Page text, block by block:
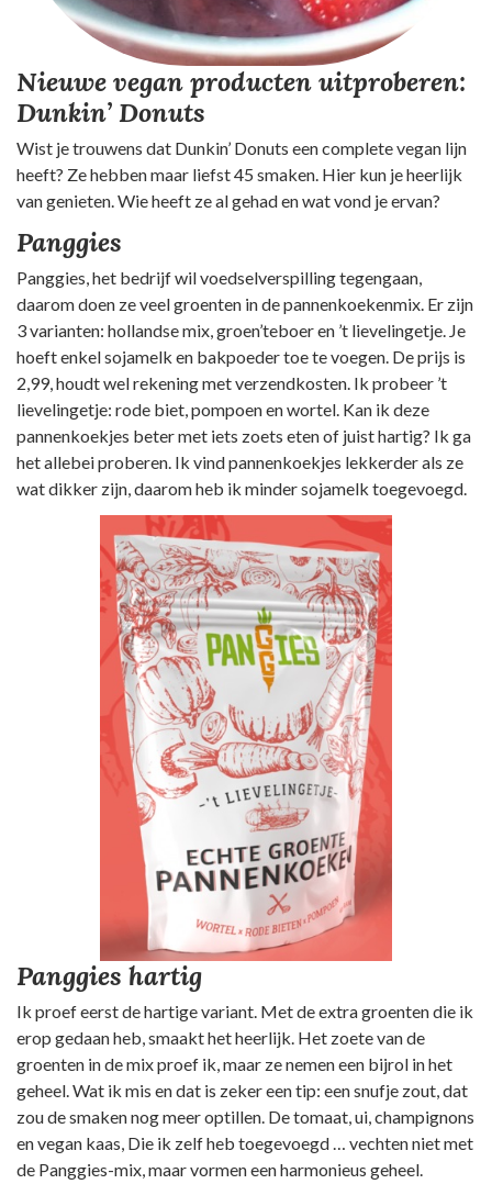
Nieuwe vegan producten uitproberen:
Dunkin’ Donuts
Wist je trouwens dat Dunkin’ Donuts een complete vegan lijn
heeft? Ze hebben maar liefst 45 smaken. Hier kun je heerlijk
van genieten. Wie heeft ze al gehad en wat vond je ervan?
Panggies
Panggies, het bedrijf wil voedselverspilling tegengaan,
daarom doen ze veel groenten in de pannenkoekenmix. Er zijn
3 varianten: hollandse mix, groen’teboer en ’t lievelingetje. Je
hoeft enkel sojamelk en bakpoeder toe te voegen. De prijs is
2,99, houdt wel rekening met verzendkosten. Ik probeer ’t
lievelingetje: rode biet, pompoen en wortel. Kan ik deze
pannenkoekjes beter met iets zoets eten of juist hartig? Ik ga
het allebei proberen. Ik vind pannenkoekjes lekkerder als ze
wat dikker zijn, daarom heb ik minder sojamelk toegevoegd.
Panggies hartig
Ik proef eerst de hartige variant. Met de extra groenten die ik
erop gedaan heb, smaakt het heerlijk. Het zoete van de
groenten in de mix proef ik, maar ze nemen een bijrol in het
geheel. Wat ik mis en dat is zeker een tip: een snufje zout, dat
zou de smaken nog meer optillen. De tomaat, ui, champignons
en vegan kaas, Die ik zelf heb toegevoegd … vechten niet met
de Panggies-mix, maar vormen een harmonieus geheel.